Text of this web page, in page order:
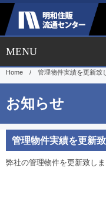
Home / 管理物件実績を更新致
管理物件実績を更新
弊社の管理物件を更新致しま